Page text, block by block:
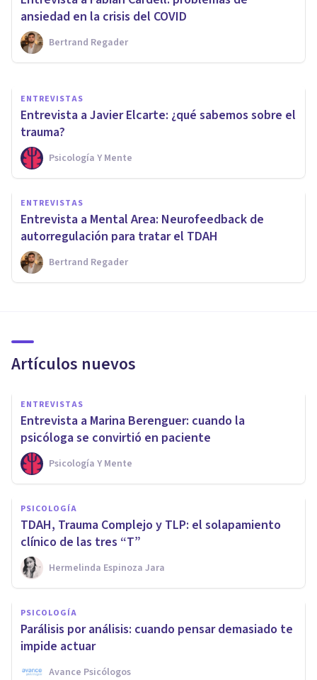
ansiedad en la crisis del COVID
Bertrand Regader
necesario"
Psicología Y Mente
ENTREVISTAS
Entrevista a Javier Elcarte: ¿qué sabemos sobre el
trauma?
Psicología Y Mente
ENTREVISTAS
Entrevista a Mental Area: Neurofeedback de
autorregulación para tratar el TDAH
Bertrand Regader
Artículos nuevos
ENTREVISTAS
Entrevista a Marina Berenguer: cuando la
psicóloga se convirtió en paciente
Psicología Y Mente
PSICOLOGÍA
TDAH, Trauma Complejo y TLP: el solapamiento
clínico de las tres “T”
Hermelinda Espinoza Jara
PSICOLOGÍA
Parálisis por análisis: cuando pensar demasiado te
impide actuar
Avance Psicólogos